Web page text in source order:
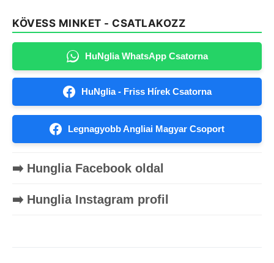
KÖVESS MINKET - CSATLAKOZZ
HuNglia WhatsApp Csatorna
HuNglia - Friss Hírek Csatorna
Legnagyobb Angliai Magyar Csoport
➡️ Hunglia Facebook oldal
➡️ Hunglia Instagram profil